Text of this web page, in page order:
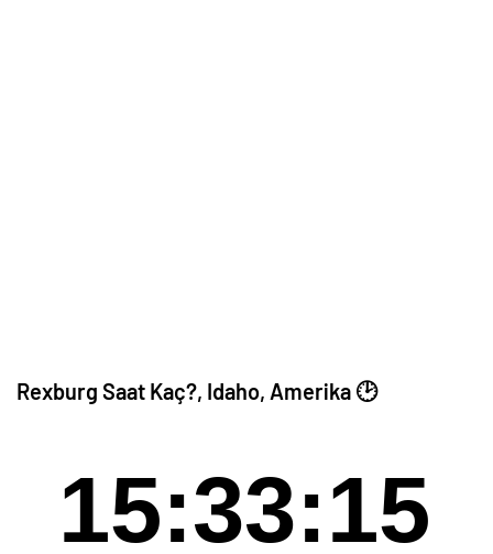
Rexburg Saat Kaç?, Idaho, Amerika 🕑
15:33:15